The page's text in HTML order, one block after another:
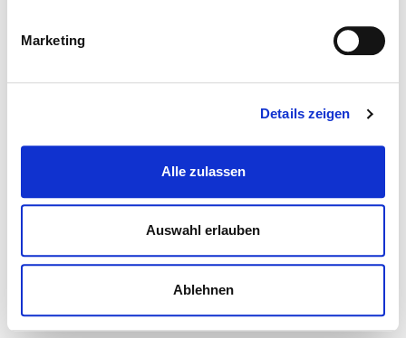
Marketing
Details zeigen
Alle zulassen
Auswahl erlauben
Ablehnen